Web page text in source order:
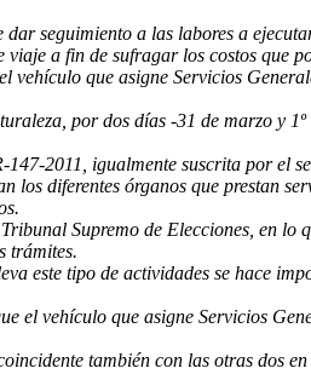
seguimiento a las labores a
a fin de sufragar los costos que
vehículo que asigne Servicios
por dos días -31 de marzo y
2011, igualmente suscrita por el
los diferentes órganos que prestan
Supremo de Elecciones, en
trámites.
este tipo de actividades se hace
el vehículo que asigne Servicios
también con las otras